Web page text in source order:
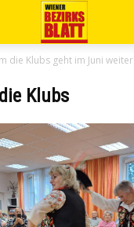
die Klubs geht im Juni weiter
Klubs